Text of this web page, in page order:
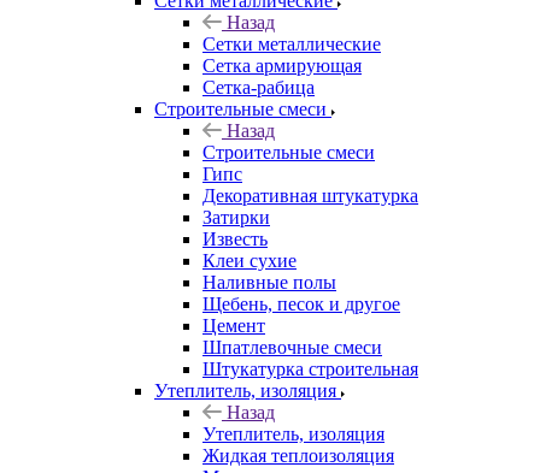
Назад
Сетки металлические
Сетка армирующая
Сетка-рабица
Строительные смеси
Назад
Строительные смеси
Гипс
Декоративная штукатурка
Затирки
Известь
Клеи сухие
Наливные полы
Щебень, песок и другое
Цемент
Шпатлевочные смеси
Штукатурка строительная
Утеплитель, изоляция
Назад
Утеплитель, изоляция
Жидкая теплоизоляция